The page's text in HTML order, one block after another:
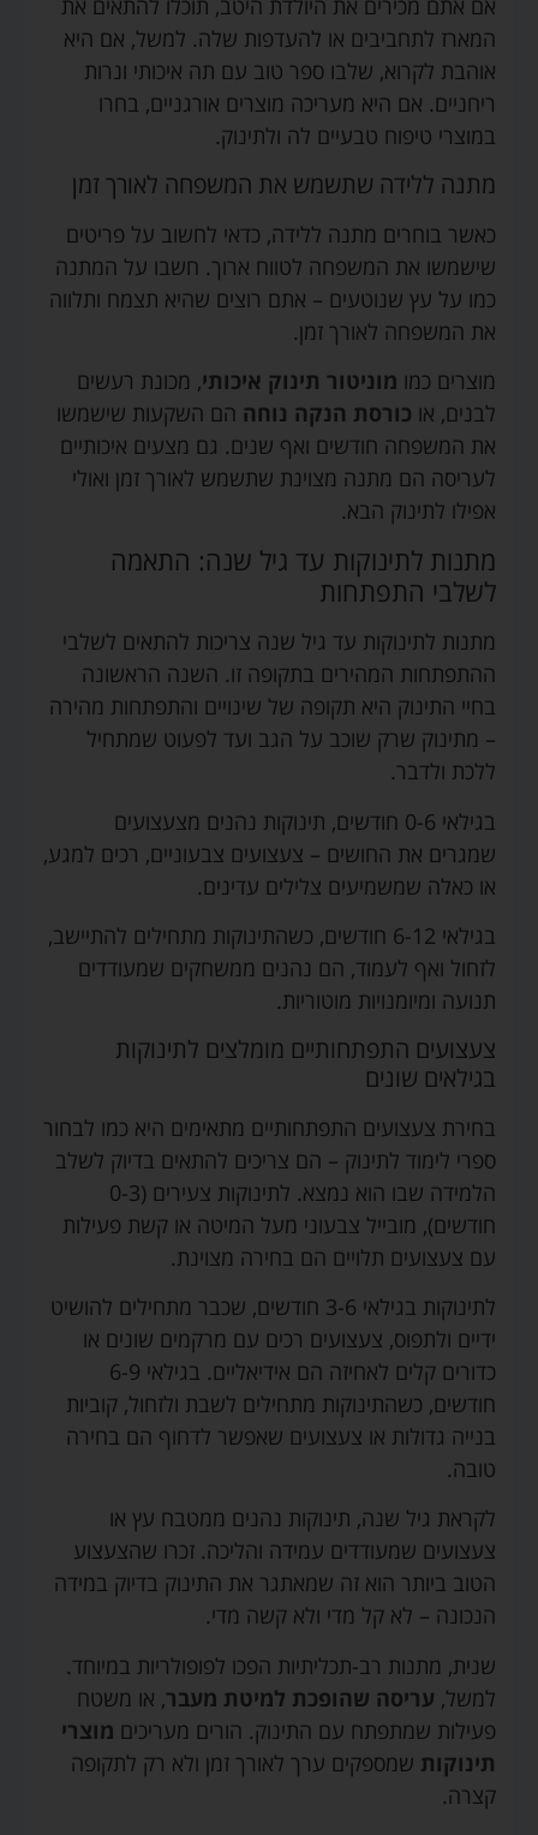
אם אתם מכירים את היולדת היטב, תוכלו להתאים את
המארז לתחביבים או להעדפות שלה. למשל, אם היא
אוהבת לקרוא, שלבו ספר טוב עם תה איכותי ונרות
ריחניים. אם היא מעריכה מוצרים אורגניים, בחרו
במוצרי טיפוח טבעיים לה ולתינוק.
מתנה ללידה שתשמש את המשפחה לאורך זמן
כאשר בוחרים מתנה ללידה, כדאי לחשוב על פריטים
שישמשו את המשפחה לטווח ארוך. חשבו על המתנה
כמו על עץ שנוטעים – אתם רוצים שהיא תצמח ותלווה
את המשפחה לאורך זמן.
מוצרים כמו מוניטור תינוק איכותי, מכונת רעשים
לבנים, או כורסת הנקה נוחה הם השקעות שישמשו
את המשפחה חודשים ואף שנים. גם מצעים איכותיים
לעריסה הם מתנה מצוינת שתשמש לאורך זמן ואולי
אפילו לתינוק הבא.
מתנות לתינוקות עד גיל שנה: התאמה
לשלבי התפתחות
מתנות לתינוקות עד גיל שנה צריכות להתאים לשלבי
ההתפתחות המהירים בתקופה זו. השנה הראשונה
בחיי התינוק היא תקופה של שינויים והתפתחות מהירה
– מתינוק שרק שוכב על הגב ועד לפעוט שמתחיל
ללכת ולדבר.
בגילאי 0-6 חודשים, תינוקות נהנים מצעצועים
שמגרים את החושים – צעצועים צבעוניים, רכים למגע,
או כאלה שמשמיעים צלילים עדינים.
בגילאי 6-12 חודשים, כשהתינוקות מתחילים להתיישב,
לזחול ואף לעמוד, הם נהנים ממשחקים שמעודדים
תנועה ומיומנויות מוטוריות.
צעצועים התפתחותיים מומלצים לתינוקות
בגילאים שונים
בחירת צעצועים התפתחותיים מתאימים היא כמו לבחור
ספרי לימוד לתינוק – הם צריכים להתאים בדיוק לשלב
הלמידה שבו הוא נמצא. לתינוקות צעירים (0-3
חודשים), מובייל צבעוני מעל המיטה או קשת פעילות
עם צעצועים תלויים הם בחירה מצוינת.
לתינוקות בגילאי 3-6 חודשים, שכבר מתחילים להושיט
ידיים ולתפוס, צעצועים רכים עם מרקמים שונים או
כדורים קלים לאחיזה הם אידיאליים. בגילאי 6-9
חודשים, כשהתינוקות מתחילים לשבת ולזחול, קוביות
בנייה גדולות או צעצועים שאפשר לדחוף הם בחירה
טובה.
לקראת גיל שנה, תינוקות נהנים ממטבח עץ או
צעצועים שמעודדים עמידה והליכה. זכרו שהצעצוע
הטוב ביותר הוא זה שמאתגר את התינוק בדיוק במידה
הנכונה – לא קל מדי ולא קשה מדי.
שנית, מתנות רב-תכליתיות הפכו לפופולריות במיוחד.
למשל, עריסה שהופכת למיטת מעבר, או משטח
פעילות שמתפתח עם התינוק. הורים מעריכים מוצרי
תינוקות שמספקים ערך לאורך זמן ולא רק לתקופה
קצרה.